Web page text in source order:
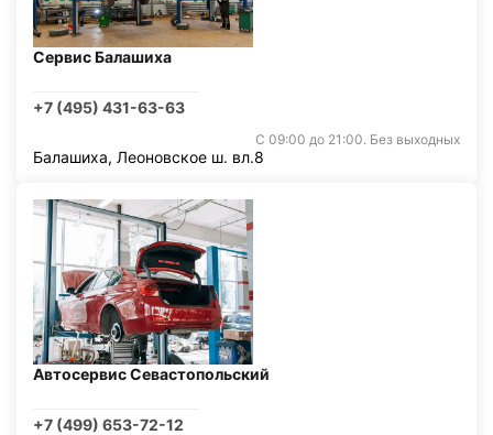
Сервис Балашиха
+7 (495) 431-63-63
С 09:00 до 21:00. Без выходных
Балашиха, Леоновское ш. вл.8
Автосервис Севастопольский
+7 (499) 653-72-12